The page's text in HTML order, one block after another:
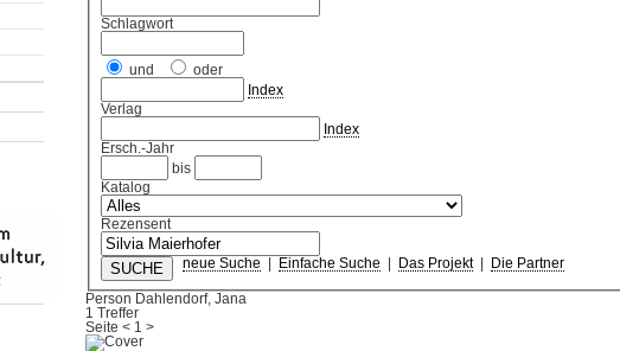
Schlagwort
und
oder
Index
Verlag
Index
Ersch.-Jahr
bis
Katalog
Rezensent
neue Suche Einfache Suche Das Projekt| Die Partner
Person Dahlendorf, Jana
1 Treffer
Seite< 1 >